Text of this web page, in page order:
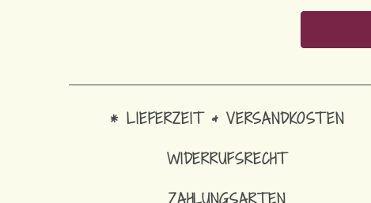
* LIEFERZEIT & VERSANDKOSTEN
WIDERRUFSRECHT
ZAHLUNGSARTEN